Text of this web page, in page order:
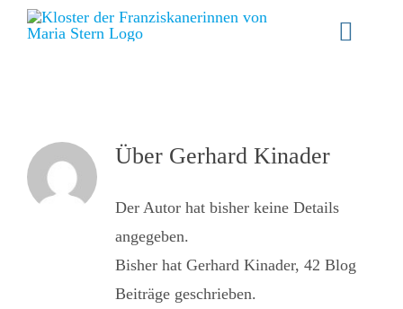
Zum
Inhalt
Toggle
Gemeinschaft
Spiritualität
Schwester werden
Über Gerhard Kinader
Der Autor hat bisher keine Details
angegeben.
Bisher hat Gerhard Kinader, 42 Blog
Beiträge geschrieben.